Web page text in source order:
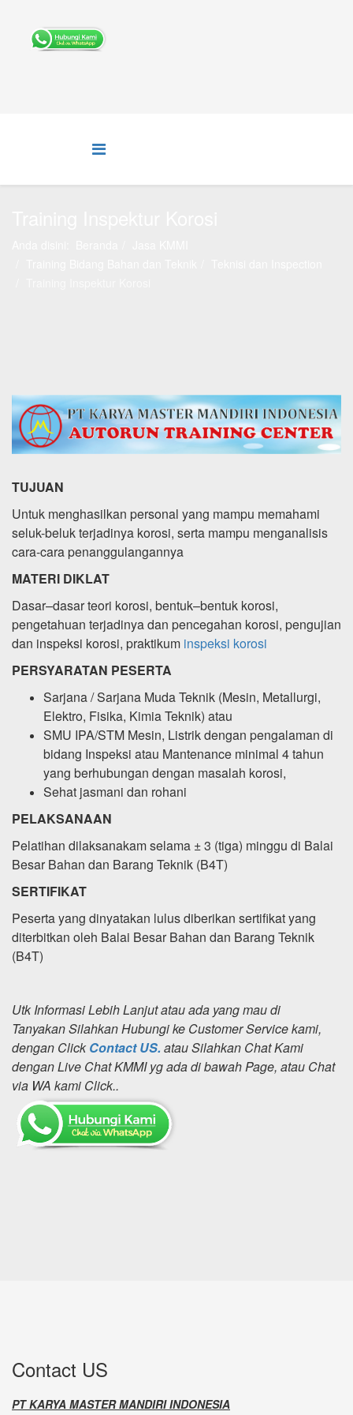
TUJUAN
Untuk menghasilkan personal yang mampu memahami
seluk-beluk terjadinya korosi, serta mampu menganalisis
cara-cara penanggulangannya
MATERI DIKLAT
Dasar–dasar teori korosi, bentuk–bentuk korosi,
pengetahuan terjadinya dan pencegahan korosi, pengujian
dan inspeksi korosi, praktikum inspeksi korosi
PERSYARATAN PESERTA
Sarjana / Sarjana Muda Teknik (Mesin, Metallurgi,
Elektro, Fisika, Kimia Teknik) atau
SMU IPA/STM Mesin, Listrik dengan pengalaman di
bidang Inspeksi atau Mantenance minimal 4 tahun
yang berhubungan dengan masalah korosi,
Sehat jasmani dan rohani
PELAKSANAAN
Pelatihan dilaksanakam selama ± 3 (tiga) minggu di Balai
Besar Bahan dan Barang Teknik (B4T)
SERTIFIKAT
Peserta yang dinyatakan lulus diberikan sertifikat yang
diterbitkan oleh Balai Besar Bahan dan Barang Teknik
(B4T)
Utk Informasi Lebih Lanjut atau ada yang mau di
Tanyakan Silahkan Hubungi ke Customer Service kami,
dengan ClickContact US. atau Silahkan Chat Kami
dengan Live Chat KMMI yg ada di bawah Page, atau Chat
via WA kami Click..
Contact US
PT KARYA MASTER MANDIRI INDONESIA